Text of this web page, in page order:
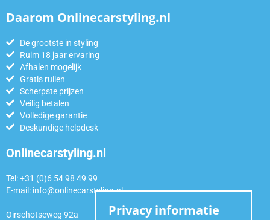
Daarom Onlinecarstyling.nl
De grootste in styling
Ruim 18 jaar ervaring
Afhalen mogelijk
Gratis ruilen
Scherpste prijzen
Veilig betalen
Volledige garantie
Deskundige helpdesk
Onlinecarstyling.nl
Tel: +31 (0)6 54 98 49 99
E-mail: info@onlinecarstyling.nl
Oirschotseweg 92a Privacy informatie